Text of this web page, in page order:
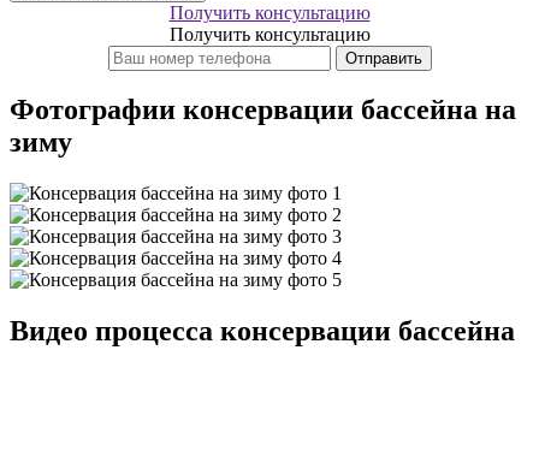
Получить консультацию
Получить консультацию
Отправить
Фотографии консервации бассейна на
зиму
Видео процесса консервации бассейна